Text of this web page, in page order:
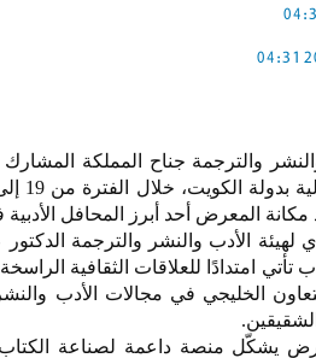
المعرض أحد أبرز المحافل
لهيئة الأدب والنشر والترجمة
تأتي امتدادًا للعلاقات الثقافية
الخليجي في مجالات الأدب
يشكّل منصة داعمة لصناعة الكتاب